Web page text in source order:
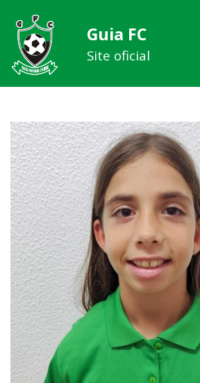
Guia FC
Site oficial